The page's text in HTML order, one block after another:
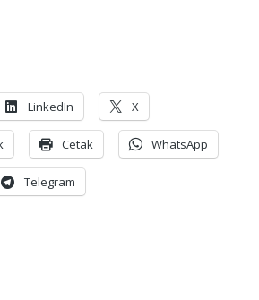
LinkedIn X
Cetak WhatsApp
Telegram